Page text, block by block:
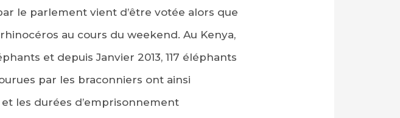
le parlement vient d’être votée alors que
au cours du weekend. Au Kenya,
et depuis Janvier 2013, 117 éléphants
par les braconniers ont ainsi
les durées d’emprisonnement